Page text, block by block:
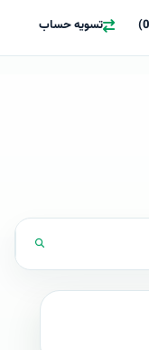
تسویه حساب